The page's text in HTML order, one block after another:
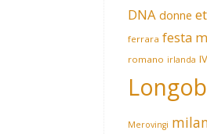
DNA donne
ferrara festa
romano irlanda
Merovingi